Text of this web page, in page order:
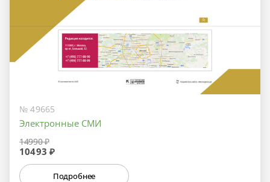
№ 49665
Электронные СМИ
14990 ₽
10493 ₽
Подробнее